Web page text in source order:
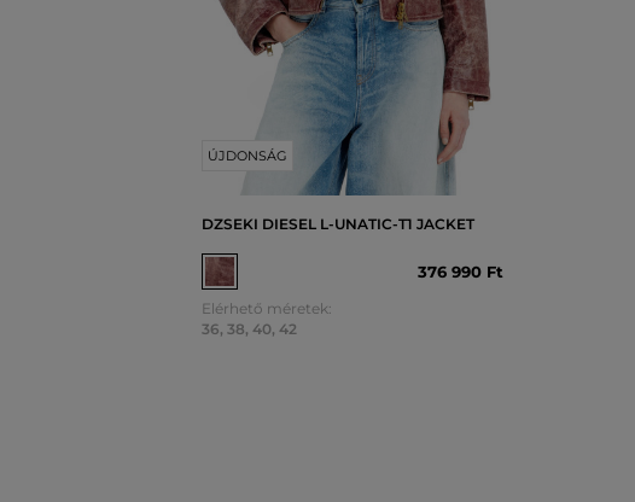
ÚJDONSÁG
DZSEKI DIESEL L-UNATIC-T1 JACKET
376 990 Ft
Elérhető méretek:
36, 38, 40, 42